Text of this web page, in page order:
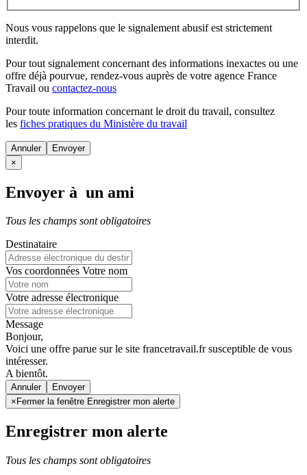
Nous vous rappelons que le signalement abusif est strictement
interdit.
Pour tout signalement concernant des informations inexactes ou une
offre déjà pourvue, rendez-vous auprès de votre agence France
Travail ou contactez-nous
Pour toute information concernant le droit du travail, consultez
les fiches pratiques du Ministère du travail
Annuler
×
Envoyer à un ami
Tous les champs sont obligatoires
Destinataire
Vos coordonnées Votre nom
Votre adresse électronique
Message
Bonjour,
Voici une offre parue sur le site francetravail.fr susceptible de vous
intéresser.
A bientôt.
Annuler
× Fermer la fenêtre Enregistrer mon alerte
Enregistrer mon alerte
Tous les champs sont obligatoires